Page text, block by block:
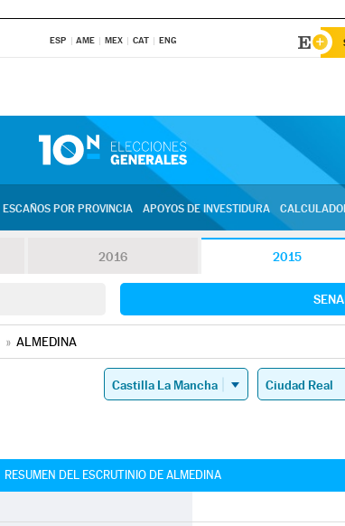
ESP AME MEX CAT ENG
ESCAÑOS POR PROVINCIA APOYOS DE INVESTIDURA
2016 2015
» ALMEDINA
RESUMEN DEL ESCRUTINIO DE ALMEDINA